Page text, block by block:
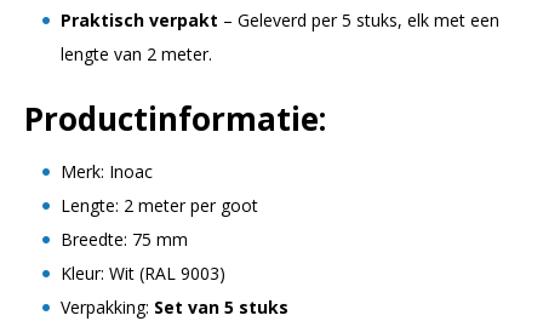
Praktisch verpakt – Geleverd per 5 stuks, elk met een
lengte van 2 meter.
Productinformatie:
Merk: Inoac
Lengte: 2 meter per goot
Breedte: 75 mm
Kleur: Wit (RAL 9003)
Verpakking: Set van 5 stuks